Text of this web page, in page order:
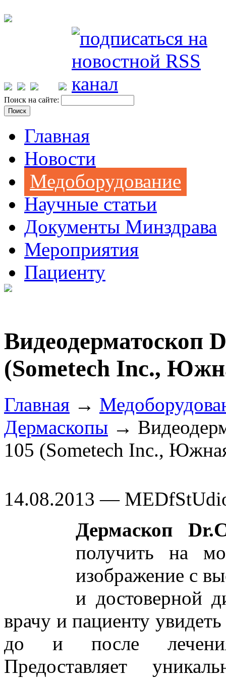
Поиск на сайте:
Главная
Новости
Медоборудование
Научные статьи
Документы Минздрава
Мероприятия
Пациенту
Видеодерматоскоп
(Sometech Inc.,
Главная →
Дермаскопы →
105 (Sometech Inc.,
14.08.2013 —
Дермаскоп
получить на
изображение с
и достоверной
врачу и пациенту
до и после
Предоставляет